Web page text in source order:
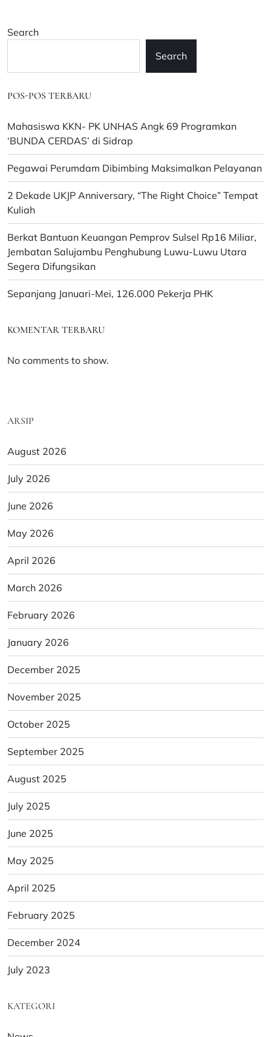
Search
Search
POS-POS TERBARU
Mahasiswa KKN- PK UNHAS Angk 69 Programkan
‘BUNDA CERDAS’ di Sidrap
Pegawai Perumdam Dibimbing Maksimalkan Pelayanan
2 Dekade UKJP Anniversary, “The Right Choice” Tempat
Kuliah
Berkat Bantuan Keuangan Pemprov Sulsel Rp16 Miliar,
Jembatan Salujambu Penghubung Luwu-Luwu Utara
Segera Difungsikan
Sepanjang Januari-Mei, 126.000 Pekerja PHK
KOMENTAR TERBARU
No comments to show.
ARSIP
August 2026
July 2026
June 2026
May 2026
April 2026
March 2026
February 2026
January 2026
December 2025
November 2025
October 2025
September 2025
August 2025
July 2025
June 2025
May 2025
April 2025
February 2025
December 2024
July 2023
KATEGORI